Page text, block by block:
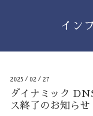
イン
2025 / 02 / 27
ダイナミック
ス終了のお知らせ